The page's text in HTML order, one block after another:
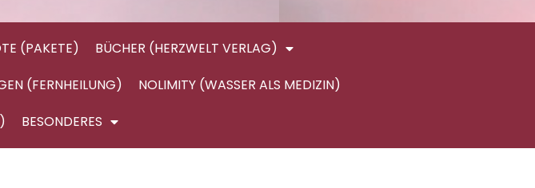
(PAKETE)
BÜCHER (HERZWELT VERLAG)
(FERNHEILUNG)
NOLIMITY (WASSER ALS MEDIZIN)
BESONDERES